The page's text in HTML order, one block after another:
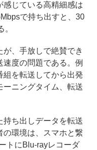
感じている高精細感は
で持ち出すと、30
、手放しで絶賛でき
度の問題である。例
組を転送してから出発
ーニングタイム、転送
持ち出しデータを転送
の環境は、スマホと繋
トにBlu-rayレコーダ